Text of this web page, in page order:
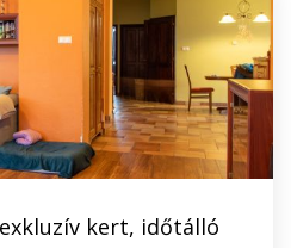
kert, időtálló